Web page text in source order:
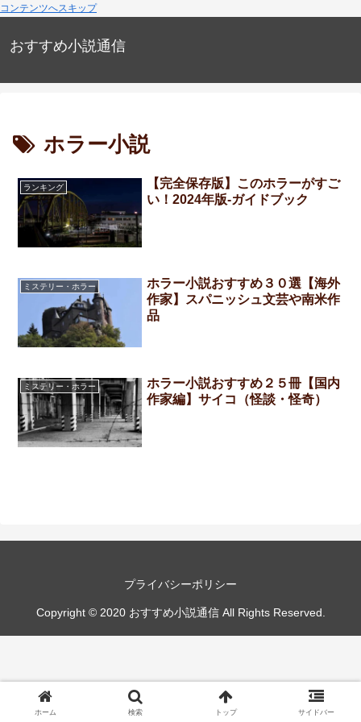
コンテンツへスキップ
おすすめ小説通信
ホラー小説
ランキング
【完全保存版】このホラーがすご
い！2024年版-ガイドブック
ミステリー・ホラー
ホラー小説おすすめ３０選【海外
作家】スパニッシュ文芸や南米作
品
ミステリー・ホラー
ホラー小説おすすめ２５冊【国内
作家編】サイコ（怪談・怪奇）
プライバシーポリシー
Copyright © 2020 おすすめ小説通信 All Rights Reserved.
ホーム 検索 トップ サイドバー